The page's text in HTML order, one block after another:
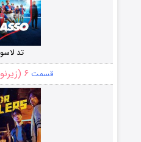
تد
قسمت ۶ (زیرنویس)